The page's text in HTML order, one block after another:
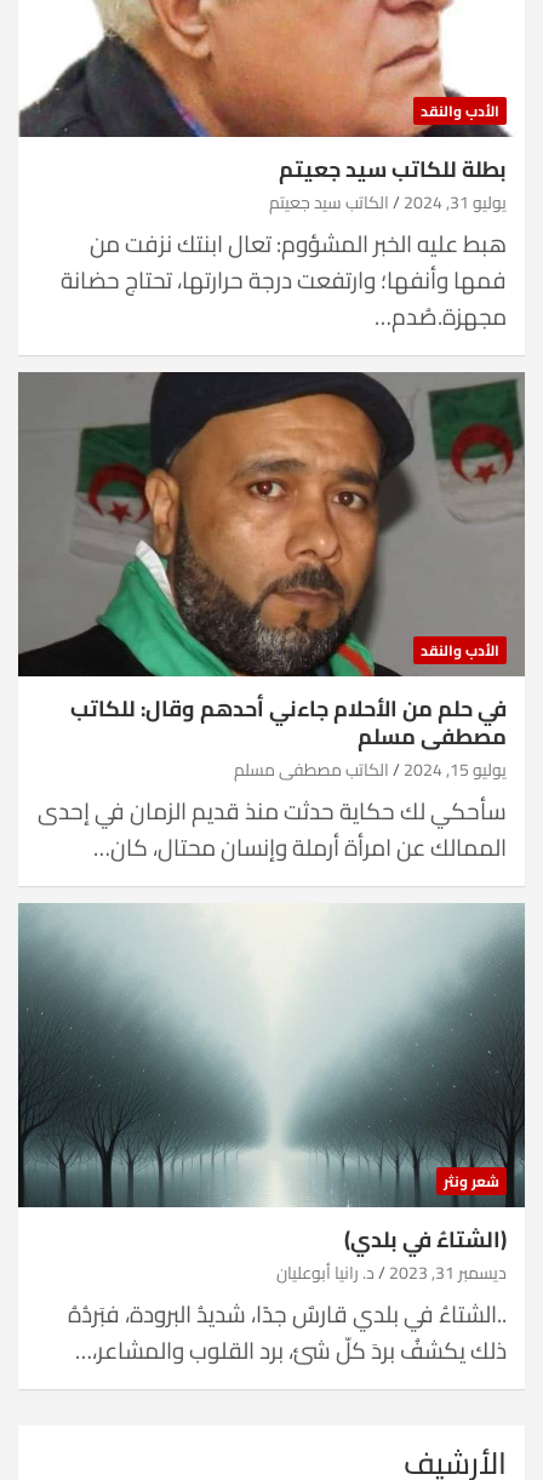
الأدب والنقد
بطلة للكاتب سيد جعيتم
يوليو 31, 2024 الكاتب سيد جعيتم
هبط عليه الخبر المشؤوم: تعال ابنتك نزفت من
فمها وأنفها؛ وارتفعت درجة حرارتها، تحتاج حضانة
مجهزة.صُدم…
الأدب والنقد
في حلم من الأحلام جاءني أحدهم وقال: للكاتب
مصطفى مسلم
يوليو 15, 2024 الكاتب مصطفى مسلم
سأحكي لك حكاية حدثت منذ قديم الزمان في إحدى
الممالك عن امرأة أرملة وإنسان محتال، كان…
شعر ونثر
(الشتاءُ في بلدي)
ديسمبر 31, 2023 د. رانيا أبوعليان
..الشتاءُ في بلدي قارسٌ جدًا، شديدُ البرودة، فبَردُهُ
ذلك يكشفُ بردَ كلّ شئ، برد القلوب والمشاعر،…
الأرشيف